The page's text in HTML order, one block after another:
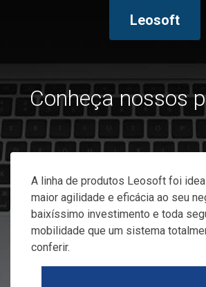
Leosoft
Conheça nossos
A linha de produtos Leosoft foi
maior agilidade e eficácia ao seu
baixíssimo investimento e toda
mobilidade que um sistema
conferir.